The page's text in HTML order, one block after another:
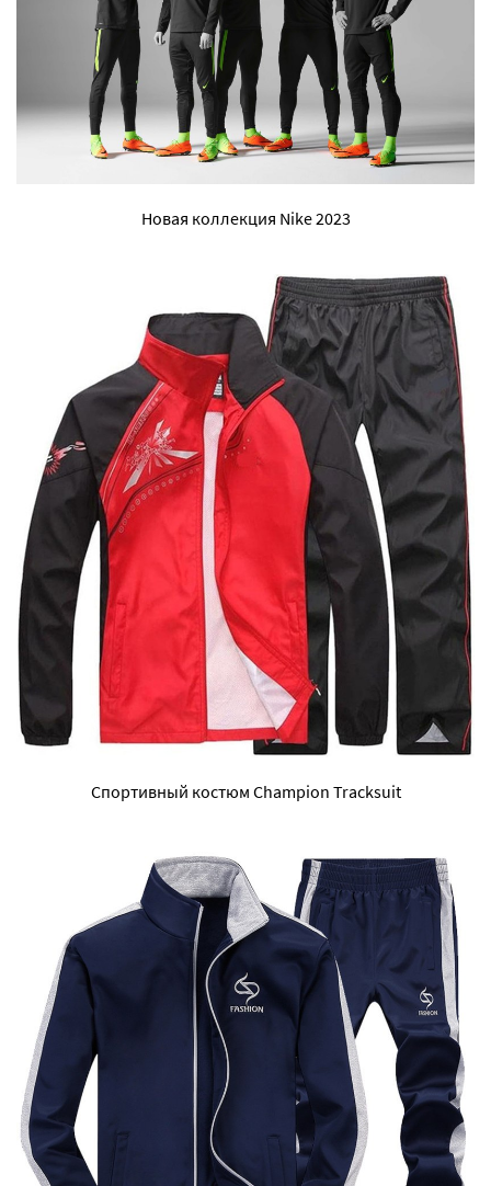
Новая коллекция Nike 2023
Спортивный костюм Champion Tracksuit